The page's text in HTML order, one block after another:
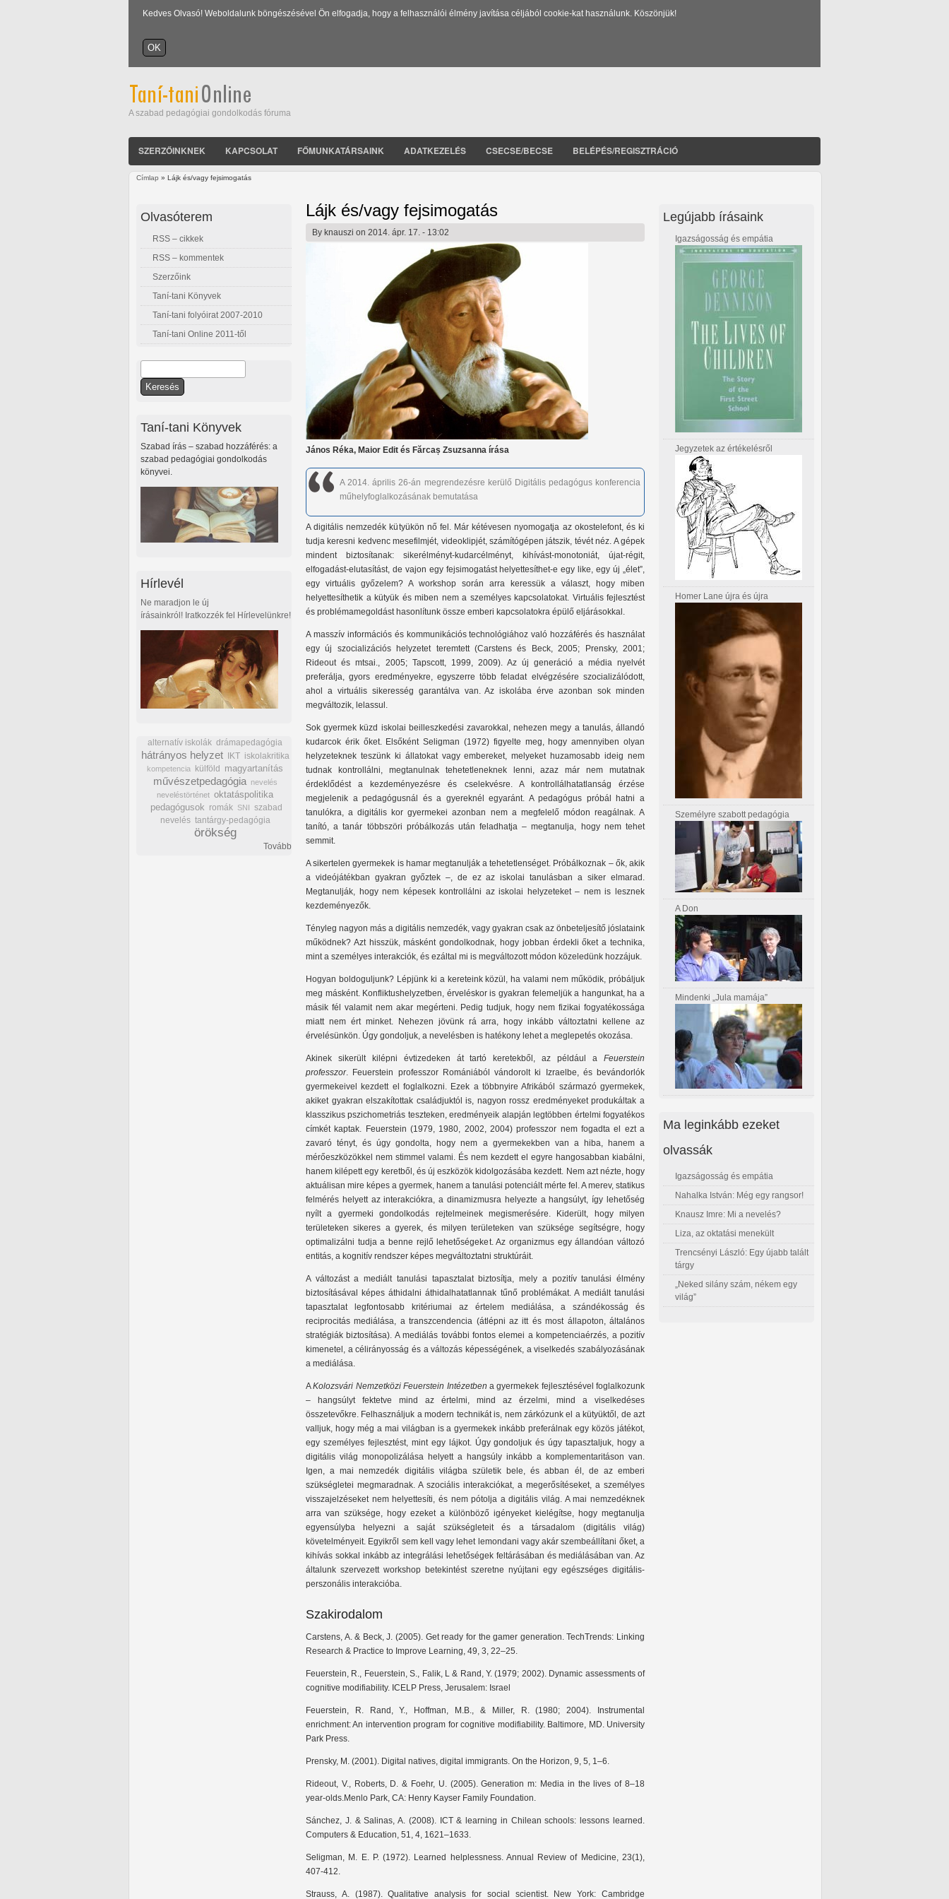
Kedves Olvasó! Weboldalunk böngészésével Ön elfogadja, hogy a felhasználói élmény javítása céljából cookie-kat használunk. Köszönjük!
A szabad pedagógiai gondolkodás fóruma
SZERZŐINKNEK KAPCSOLAT FŐMUNKATÁRSAINK ADATKEZELÉS CSECSE/BECSE BELÉPÉS/REGISZTRÁCIÓ
Címlap » Lájk és/vagy fejsimogatás
Lájk és/vagy fejsimogatás
By knauszi on 2014. ápr. 17. - 13:02
János Réka, Maior Edit és Fărcaș Zsuzsanna írása
A 2014. április 26-án megrendezésre kerülő Digitális pedagógus konferencia
műhelyfoglalkozásának bemutatása
A digitális nemzedék kütyükön nő fel. Már kétévesen nyomogatja az okostelefont, és ki
tudja keresni kedvenc mesefilmjét, videoklipjét, számítógépen játszik, tévét néz. A gépek
mindent biztosítanak: sikerélményt-kudarcélményt, kihívást-monotoniát, újat-régit,
elfogadást-elutasítást, de vajon egy fejsimogatást helyettesíthet-e egy like, egy új „élet”,
egy virtuális győzelem? A workshop során arra keressük a választ, hogy miben
helyettesíthetik a kütyük és miben nem a személyes kapcsolatokat. Virtuális fejlesztést
és problémamegoldást hasonlítunk össze emberi kapcsolatokra épülő eljárásokkal.
A masszív információs és kommunikációs technológiához való hozzáférés és használat
egy új szocializációs helyzetet teremtett (Carstens és Beck, 2005; Prensky, 2001;
Rideout és mtsai., 2005; Tapscott, 1999, 2009). Az új generáció a média nyelvét
preferálja, gyors eredményekre, egyszerre több feladat elvégzésére szocializálódott,
ahol a virtuális sikeresség garantálva van. Az iskolába érve azonban sok minden
megváltozik, lelassul.
Sok gyermek küzd iskolai beilleszkedési zavarokkal, nehezen megy a tanulás, állandó
kudarcok érik őket. Elsőként Seligman (1972) figyelte meg, hogy amennyiben olyan
helyzeteknek teszünk ki állatokat vagy embereket, melyeket huzamosabb ideig nem
tudnak kontrollálni, megtanulnak tehetetleneknek lenni, azaz már nem mutatnak
érdeklődést a kezdeményezésre és cselekvésre. A kontrollálhatatlanság érzése
megjelenik a pedagógusnál és a gyereknél egyaránt. A pedagógus próbál hatni a
tanulókra, a digitális kor gyermekei azonban nem a megfelelő módon reagálnak. A
tanító, a tanár többszöri próbálkozás után feladhatja – megtanulja, hogy nem tehet
semmit.
A sikertelen gyermekek is hamar megtanulják a tehetetlenséget. Próbálkoznak – ők, akik
a videójátékban gyakran győztek –, de ez az iskolai tanulásban a siker elmarad.
Megtanulják, hogy nem képesek kontrollálni az iskolai helyzeteket – nem is lesznek
kezdeményezők.
Tényleg nagyon más a digitális nemzedék, vagy gyakran csak az önbeteljesítő jóslataink
működnek? Azt hisszük, másként gondolkodnak, hogy jobban érdekli őket a technika,
mint a személyes interakciók, és ezáltal mi is megváltozott módon közeledünk hozzájuk.
Hogyan boldoguljunk? Lépjünk ki a kereteink közül, ha valami nem működik, próbáljuk
meg másként. Konfliktushelyzetben, érveléskor is gyakran felemeljük a hangunkat, ha a
másik fél valamit nem akar megérteni. Pedig tudjuk, hogy nem fizikai fogyatékossága
miatt nem ért minket. Nehezen jövünk rá arra, hogy inkább változtatni kellene az
érvelésünkön. Úgy gondoljuk, a nevelésben is hatékony lehet a meglepetés okozása.
Akinek sikerült kilépni évtizedeken át tartó keretekből, az például a Feuerstein
professzor. Feuerstein professzor Romániából vándorolt ki Izraelbe, és bevándorlók
gyermekeivel kezdett el foglalkozni. Ezek a többnyire Afrikából származó gyermekek,
akiket gyakran elszakítottak családjuktól is, nagyon rossz eredményeket produkáltak a
klasszikus pszichometriás teszteken, eredményeik alapján legtöbben értelmi fogyatékos
címkét kaptak. Feuerstein (1979, 1980, 2002, 2004) professzor nem fogadta el ezt a
zavaró tényt, és úgy gondolta, hogy nem a gyermekekben van a hiba, hanem a
mérőeszközökkel nem stimmel valami. És nem kezdett el egyre hangosabban kiabálni,
hanem kilépett egy keretből, és új eszközök kidolgozásába kezdett. Nem azt nézte, hogy
aktuálisan mire képes a gyermek, hanem a tanulási potenciált mérte fel. A merev, statikus
felmérés helyett az interakciókra, a dinamizmusra helyezte a hangsúlyt, így lehetőség
nyílt a gyermeki gondolkodás rejtelmeinek megismerésére. Kiderült, hogy milyen
területeken sikeres a gyerek, és milyen területeken van szüksége segítségre, hogy
optimalizálni tudja a benne rejlő lehetőségeket. Az organizmus egy állandóan változó
entitás, a kognitív rendszer képes megváltoztatni struktúráit.
A változást a mediált tanulási tapasztalat biztosítja, mely a pozitív tanulási élmény
biztosításával képes áthidalni áthidalhatatlannak tűnő problémákat. A mediált tanulási
tapasztalat legfontosabb kritériumai az értelem mediálása, a szándékosság és
reciprocitás mediálása, a transzcendencia (átlépni az itt és most állapoton, általános
stratégiák biztosítása). A mediálás további fontos elemei a kompetenciaérzés, a pozitív
kimenetel, a célirányosság és a változás képességének, a viselkedés szabályozásának
a mediálása.
AKolozsvári Nemzetközi Feuerstein Intézetben a gyermekek fejlesztésével foglalkozunk
– hangsúlyt fektetve mind az értelmi, mind az érzelmi, mind a viselkedéses
összetevőkre. Felhasználjuk a modern technikát is, nem zárkózunk el a kütyüktől, de azt
valljuk, hogy még a mai világban is a gyermekek inkább preferálnak egy közös játékot,
egy személyes fejlesztést, mint egy lájkot. Úgy gondoljuk és úgy tapasztaljuk, hogy a
digitális világ monopolizálása helyett a hangsúly inkább a komplementaritáson van.
Igen, a mai nemzedék digitális világba születik bele, és abban él, de az emberi
szükségletei megmaradnak. A szociális interakciókat, a megerősítéseket, a személyes
visszajelzéseket nem helyettesíti, és nem pótolja a digitális világ. A mai nemzedéknek
arra van szüksége, hogy ezeket a különböző igényeket kielégítse, hogy megtanulja
egyensúlyba helyezni a saját szükségleteit és a társadalom (digitális világ)
követelményeit. Egyikről sem kell vagy lehet lemondani vagy akár szembeállítani őket, a
kihívás sokkal inkább az integrálási lehetőségek feltárásában és mediálásában van. Az
általunk szervezett workshop betekintést szeretne nyújtani egy egészséges digitális-
perszonális interakcióba.
Szakirodalom
Carstens, A. & Beck, J. (2005). Get ready for the gamer generation. TechTrends: Linking
Research & Practice to Improve Learning, 49, 3, 22–25.
Feuerstein, R., Feuerstein, S., Falik, L & Rand, Y. (1979; 2002). Dynamic assessments of
cognitive modifiability. ICELP Press, Jerusalem: Israel
Feuerstein, R. Rand, Y., Hoffman, M.B., & Miller, R. (1980; 2004). Instrumental
enrichment: An intervention program for cognitive modifiability. Baltimore, MD. University
Park Press.
Prensky, M. (2001). Digital natives, digital immigrants. On the Horizon, 9, 5, 1–6.
Rideout, V., Roberts, D. & Foehr, U. (2005). Generation m: Media in the lives of 8–18
year-olds.Menlo Park, CA: Henry Kayser Family Foundation.
Sánchez, J. & Salinas, A. (2008). ICT & learning in Chilean schools: lessons learned.
Computers & Education, 51, 4, 1621–1633.
Seligman, M. E. P. (1972). Learned helplessness. Annual Review of Medicine, 23(1),
407-412.
Strauss, A. (1987). Qualitative analysis for social scientist. New York: Cambridge
Olvasóterem
RSS – cikkek
RSS – kommentek
Szerzőink
Taní-tani Könyvek
Taní-tani folyóirat 2007-2010
Taní-tani Online 2011-től
Keresés űrlap
Taní-tani Könyvek
Szabad írás – szabad hozzáférés: a
szabad pedagógiai gondolkodás
könyvei.
Hírlevél
Ne maradjon le új
írásainkról! Iratkozzék fel Hírlevelünkre!
alternatív iskolák drámapedagógia
hátrányos helyzet IKT iskolakritika
kompetencia külföld magyartanítás
művészetpedagógia
nevelés
neveléstörténet oktatáspolitika
pedagógusok romák SNI szabad
nevelés tantárgy-pedagógia
örökség
Tovább
Legújabb írásaink
Igazságosság és empátia
Jegyzetek az értékelésről
Homer Lane újra és újra
Személyre szabott pedagógia
A Don
Mindenki „Jula mamája”
Ma leginkább ezeket
olvassák
Igazságosság és empátia
Nahalka István: Még egy rangsor!
Knausz Imre: Mi a nevelés?
Liza, az oktatási menekült
Trencsényi László: Egy újabb talált
tárgy
„Neked silány szám, nékem egy
világ”